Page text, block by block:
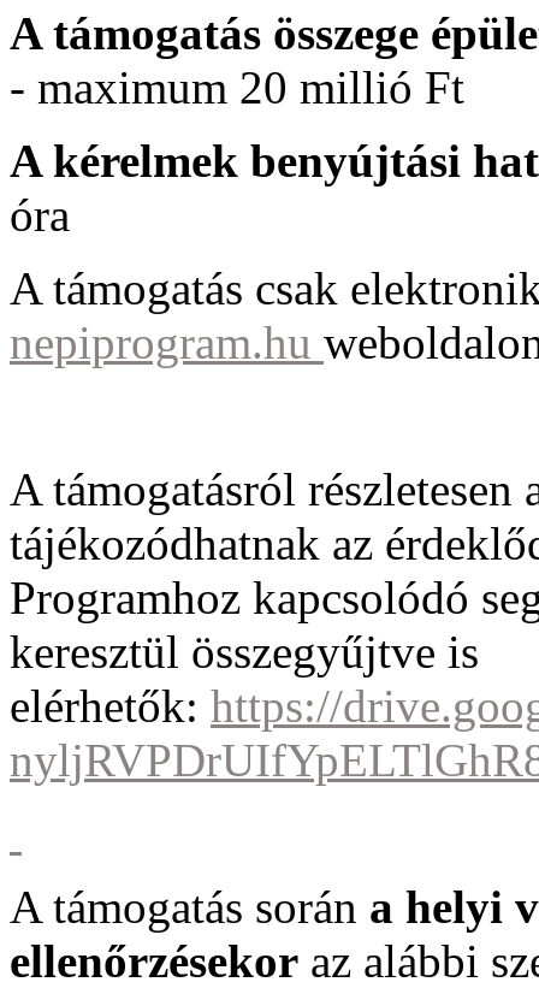
A támogatás összege
- maximum 20 millió Ft
A kérelmek benyújtási
óra
A támogatás csak
nepiprogram.hu
A támogatásról
tájékozódhatnak az
Programhoz kapcsolódó
keresztül összegyűjtve is
elérhetők: https://
A támogatás során a helyi
ellenőrzésekor az alábbi